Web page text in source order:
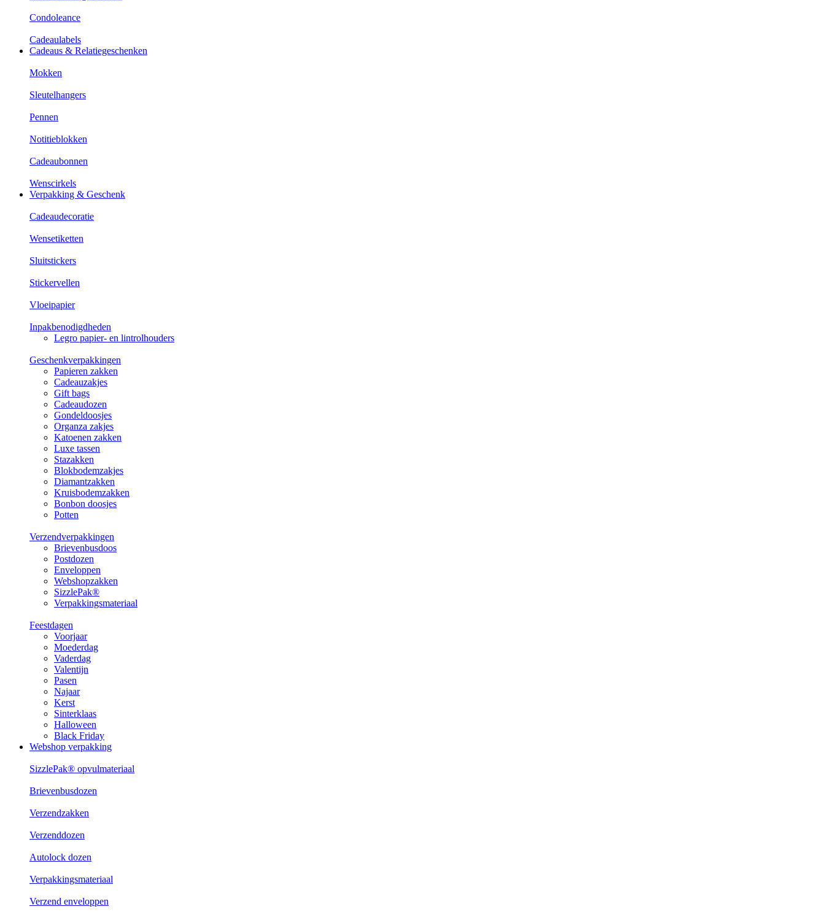
Condoleance
Cadeaulabels
Cadeaus & Relatiegeschenken
Mokken
Sleutelhangers
Pennen
Notitieblokken
Cadeaubonnen
Wenscirkels
Verpakking & Geschenk
Cadeaudecoratie
Wensetiketten
Sluitstickers
Stickervellen
Vloeipapier
Inpakbenodigdheden
Legro papier- en lintrolhouders
Geschenkverpakkingen
Papieren zakken
Cadeauzakjes
Gift bags
Cadeaudozen
Gondeldoosjes
Organza zakjes
Katoenen zakken
Luxe tassen
Stazakken
Blokbodemzakjes
Diamantzakken
Kruisbodemzakken
Bonbon doosjes
Potten
Verzendverpakkingen
Brievenbusdoos
Postdozen
Enveloppen
Webshopzakken
SizzlePak®
Verpakkingsmateriaal
Feestdagen
Voorjaar
Moederdag
Vaderdag
Valentijn
Pasen
Najaar
Kerst
Sinterklaas
Halloween
Black Friday
Webshop verpakking
SizzlePak® opvulmateriaal
Brievenbusdozen
Verzendzakken
Verzenddozen
Autolock dozen
Verpakkingsmateriaal
Verzend enveloppen